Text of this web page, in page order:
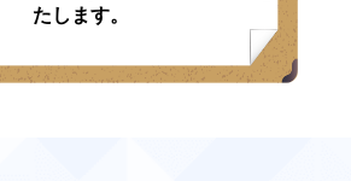
たします。